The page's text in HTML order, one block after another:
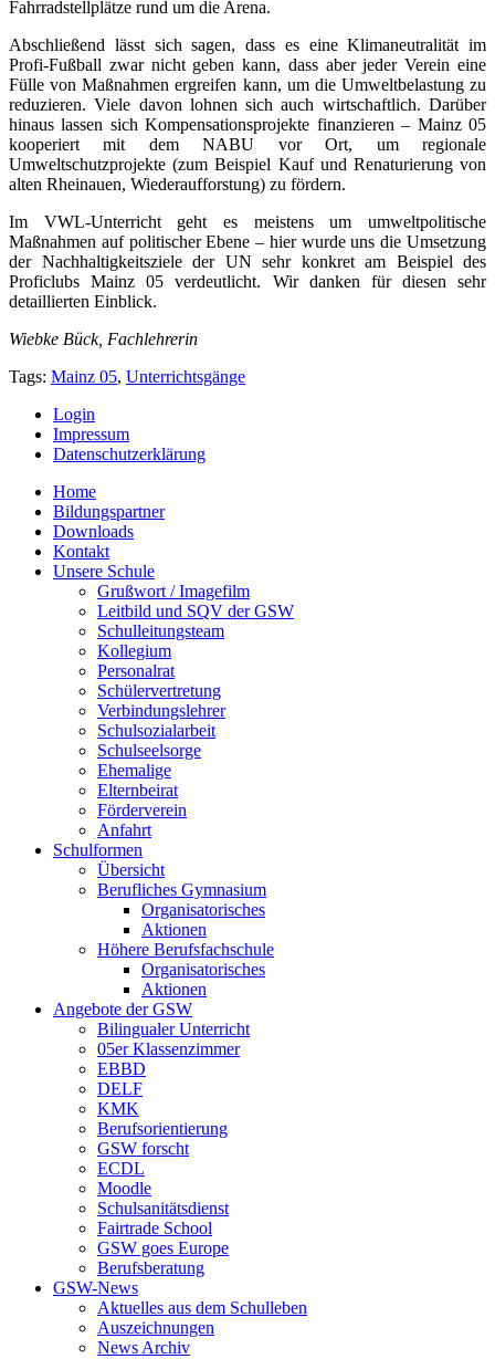
Fahrradstellplätze rund um die Arena.
Abschließend lässt sich sagen, dass es eine Klimaneutralität im
Profi-Fußball zwar nicht geben kann, dass aber jeder Verein eine
Fülle von Maßnahmen ergreifen kann, um die Umweltbelastung zu
reduzieren. Viele davon lohnen sich auch wirtschaftlich. Darüber
hinaus lassen sich Kompensationsprojekte finanzieren – Mainz 05
kooperiert mit dem NABU vor Ort, um regionale
Umweltschutzprojekte (zum Beispiel Kauf und Renaturierung von
alten Rheinauen, Wiederaufforstung) zu fördern.
Im VWL-Unterricht geht es meistens um umweltpolitische
Maßnahmen auf politischer Ebene – hier wurde uns die Umsetzung
der Nachhaltigkeitsziele der UN sehr konkret am Beispiel des
Proficlubs Mainz 05 verdeutlicht. Wir danken für diesen sehr
detaillierten Einblick.
Wiebke Bück, Fachlehrerin
Tags: Mainz 05, Unterrichtsgänge
Login
Impressum
Datenschutzerklärung
Home
Bildungspartner
Downloads
Kontakt
Unsere Schule
Grußwort / Imagefilm
Leitbild und SQV der GSW
Schulleitungsteam
Kollegium
Personalrat
Schülervertretung
Verbindungslehrer
Schulsozialarbeit
Schulseelsorge
Ehemalige
Elternbeirat
Förderverein
Anfahrt
Schulformen
Übersicht
Berufliches Gymnasium
Organisatorisches
Aktionen
Höhere Berufsfachschule
Organisatorisches
Aktionen
Angebote der GSW
Bilingualer Unterricht
05er Klassenzimmer
EBBD
DELF
KMK
Berufsorientierung
GSW forscht
ECDL
Moodle
Schulsanitätsdienst
Fairtrade School
GSW goes Europe
Berufsberatung
GSW-News
Aktuelles aus dem Schulleben
Auszeichnungen
News Archiv